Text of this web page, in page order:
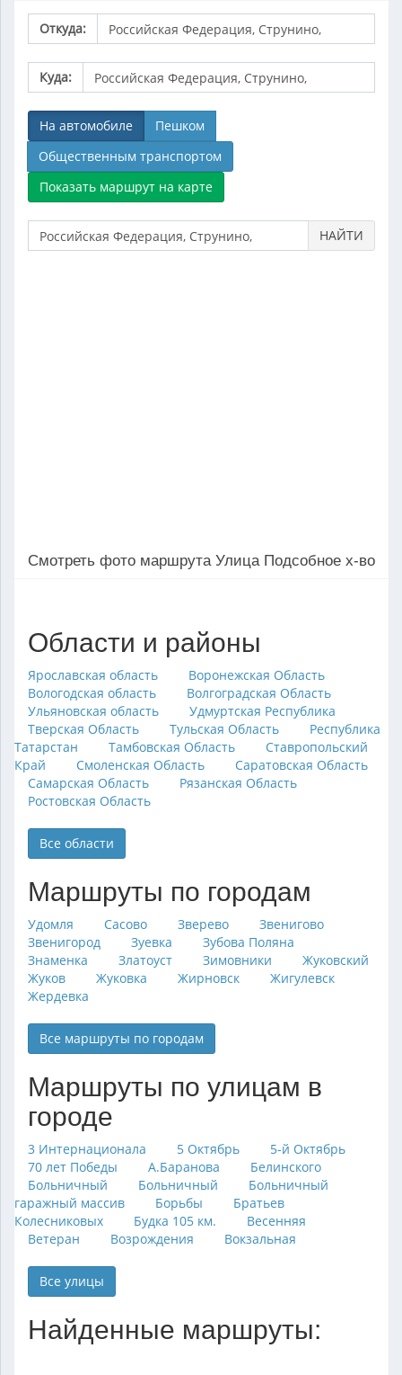
Откуда:
Куда:
На автомобиле
Пешком
Общественным транспортом
НАЙТИ
Смотреть фото маршрута Улица Подсобное х-во
Области и районы
Ярославская область
Воронежская Область
Вологодская область
Волгоградская Область
Ульяновская область
Удмуртская Республика
Тверская Область
Тульская Область
Республика
Татарстан
Тамбовская Область
Ставропольский
Край
Смоленская Область
Саратовская Область
Самарская Область
Рязанская Область
Ростовская Область
Все области
Маршруты по городам
Удомля Сасово Зверево
Звенигово
Звенигород
Зуевка
Зубова Поляна
Знаменка
Златоуст Зимовники
Жуковский
Жуков
Жуковка Жирновск
Жигулевск
Жердевка
Все маршруты по городам
Маршруты по улицам в
городе
3 Интернационала 5 Октябрь
5-й Октябрь
70 лет Победы
А.Баранова
Белинского
Больничный
Больничный
Больничный
гаражный массив
Борьбы
Братьев
Колесниковых
Будка 105 км.
Весенняя
Ветеран
Возрождения Вокзальная
Все улицы
Найденные маршруты: